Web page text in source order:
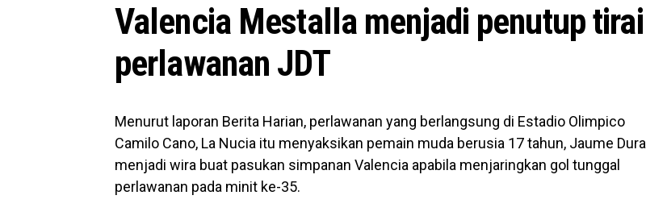
Valencia Mestalla menjadi penutup tirai
perlawanan JDT
Menurut laporan Berita Harian, perlawanan yang berlangsung di Estadio Olimpico
Camilo Cano, La Nucia itu menyaksikan pemain muda berusia 17 tahun, Jaume Dura
menjadi wira buat pasukan simpanan Valencia apabila menjaringkan gol tunggal
perlawanan pada minit ke-35.